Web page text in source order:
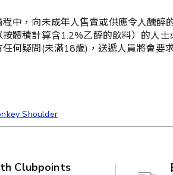
中，向未成年人售賣或供應令人醺醉
體積計算含1.2%乙醇的飲料）的人士
何疑問(未滿18歲)，送遞人員將會要
Shoulder
Clubpoints